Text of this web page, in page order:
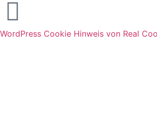
WordPress Cookie Hinweis von Real